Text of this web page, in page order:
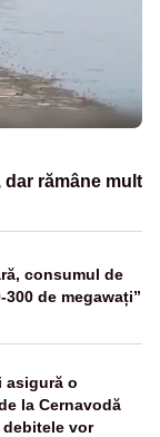
dar rămâne mult
consumul de
de megawați”
asigură o
la Cernavodă
vor